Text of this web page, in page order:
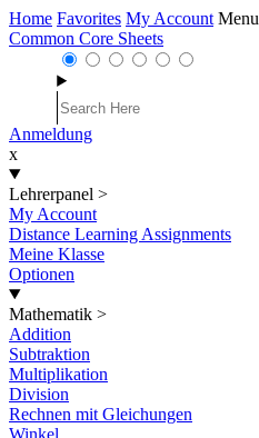
Home Favorites My Account Menu
Common Core Sheets
Anmeldung
x
Lehrerpanel >
My Account
Distance Learning Assignments
Meine Klasse
Optionen
Mathematik >
Addition
Subtraktion
Multiplikation
Division
Rechnen mit Gleichungen
Winkel